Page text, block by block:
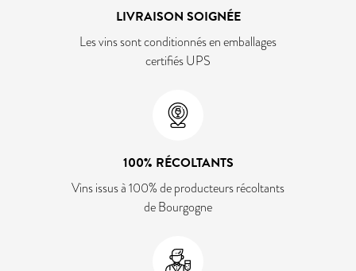
LIVRAISON SOIGNÉE
Les vins sont conditionnés en emballages
certifiés UPS
100% RÉCOLTANTS
Vins issus à 100% de producteurs récoltants
de Bourgogne